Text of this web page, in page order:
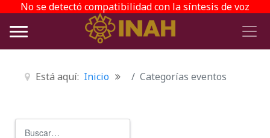
No se detectó compatibilidad con la síntesis de voz
Está aquí: Inicio Categorías eventos